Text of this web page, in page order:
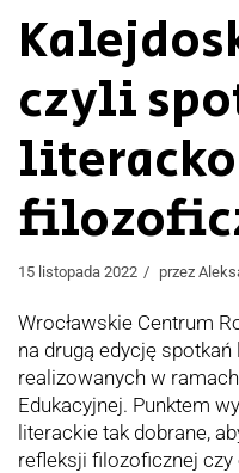
czyli
15 listopada 2022 przez
Wrocławskie Centrum
na drugą edycję
realizowanych w
Edukacyjnej. Punktem
literackie tak dobrane,
refleksji filozoficznej